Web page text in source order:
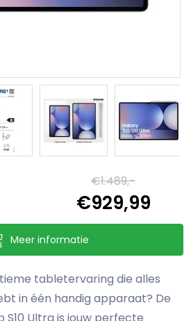
€1.489,-
€929,99
Meer informatie
tabletervaring die alles
in één handig apparaat? De